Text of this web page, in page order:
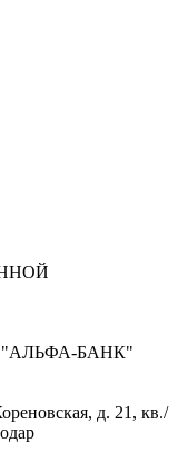
БАНК"
д. 21, кв./